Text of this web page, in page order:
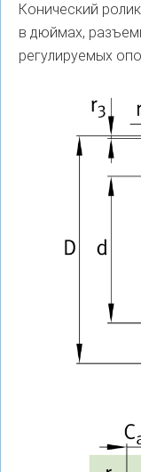
Конический
в дюймах,
регулируемых